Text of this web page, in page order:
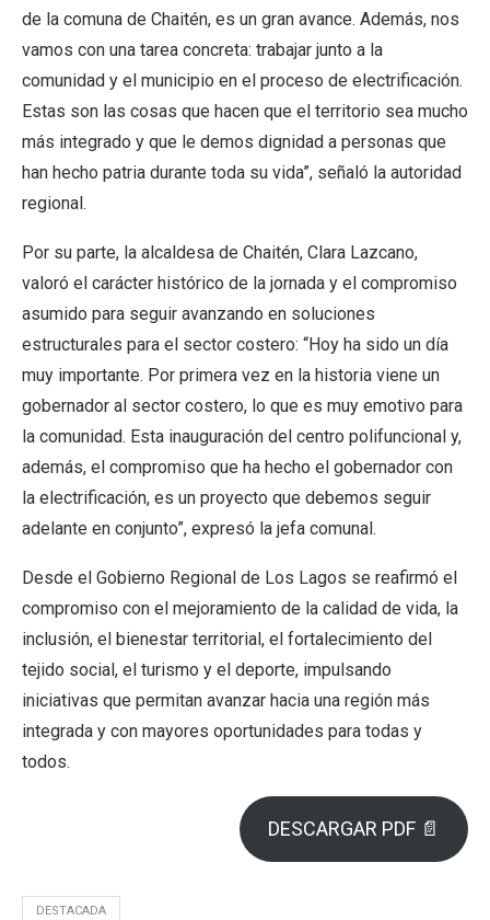
de la comuna de Chaitén, es un gran avance. Además, nos
vamos con una tarea concreta: trabajar junto a la
comunidad y el municipio en el proceso de electrificación.
Estas son las cosas que hacen que el territorio sea mucho
más integrado y que le demos dignidad a personas que
han hecho patria durante toda su vida”, señaló la autoridad
regional.
Por su parte, la alcaldesa de Chaitén, Clara Lazcano,
valoró el carácter histórico de la jornada y el compromiso
asumido para seguir avanzando en soluciones
estructurales para el sector costero: “Hoy ha sido un día
muy importante. Por primera vez en la historia viene un
gobernador al sector costero, lo que es muy emotivo para
la comunidad. Esta inauguración del centro polifuncional y,
además, el compromiso que ha hecho el gobernador con
la electrificación, es un proyecto que debemos seguir
adelante en conjunto”, expresó la jefa comunal.
Desde el Gobierno Regional de Los Lagos se reafirmó el
compromiso con el mejoramiento de la calidad de vida, la
inclusión, el bienestar territorial, el fortalecimiento del
tejido social, el turismo y el deporte, impulsando
iniciativas que permitan avanzar hacia una región más
integrada y con mayores oportunidades para todas y
todos.
DESCARGAR PDF 📄
DESTACADA